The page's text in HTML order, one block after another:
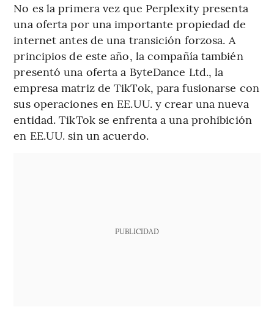
No es la primera vez que Perplexity presenta
una oferta por una importante propiedad de
internet antes de una transición forzosa. A
principios de este año, la compañía también
presentó una oferta a ByteDance Ltd., la
empresa matriz de TikTok, para fusionarse con
sus operaciones en EE.UU. y crear una nueva
entidad. TikTok se enfrenta a una prohibición
en EE.UU. sin un acuerdo.
PUBLICIDAD